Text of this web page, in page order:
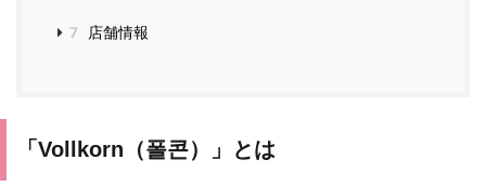
7 店舗情報
「Vollkorn（폴콘）」とは